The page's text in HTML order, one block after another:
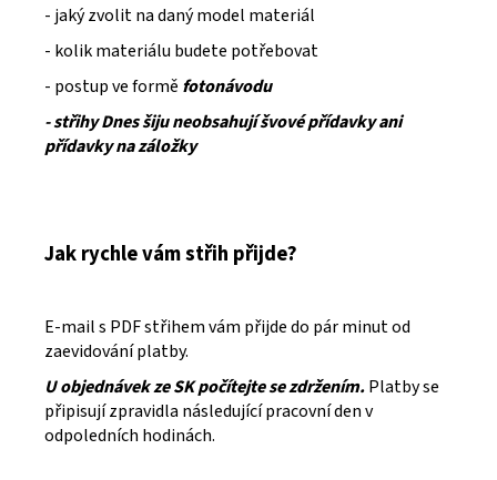
- jaký zvolit na daný model materiál
- kolik materiálu budete potřebovat
- postup ve formě fotonávodu
- střihy Dnes šiju neobsahují švové přídavky ani
přídavky na záložky
Jak rychle vám střih přijde?
E-mail s PDF střihem vám přijde do pár minut od
zaevidování platby.
U objednávek ze SK počítejte se zdržením.Platby se
připisují zpravidla následující pracovní den v
odpoledních hodinách.